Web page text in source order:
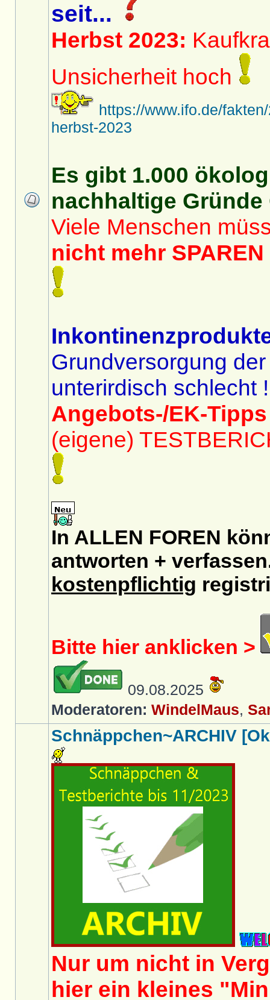
seit...
Herbst 2023:
Unsicherheit hoch
https://www.ifo.de/
herbst-2023
Es gibt 1.000
nachhaltige
Viele Menschen
nicht mehr
Grundversorgung
unterirdisch schlecht !
Angebots-/EK-
(eigene)
In ALLEN FOREN
antworten +
kostenpflichtig
Bitte hier anklicken >
09.08.2025
Moderatoren: WindelMaus,
Schnäppchen~ARCHIV
Nur um nicht in
hier ein kleines